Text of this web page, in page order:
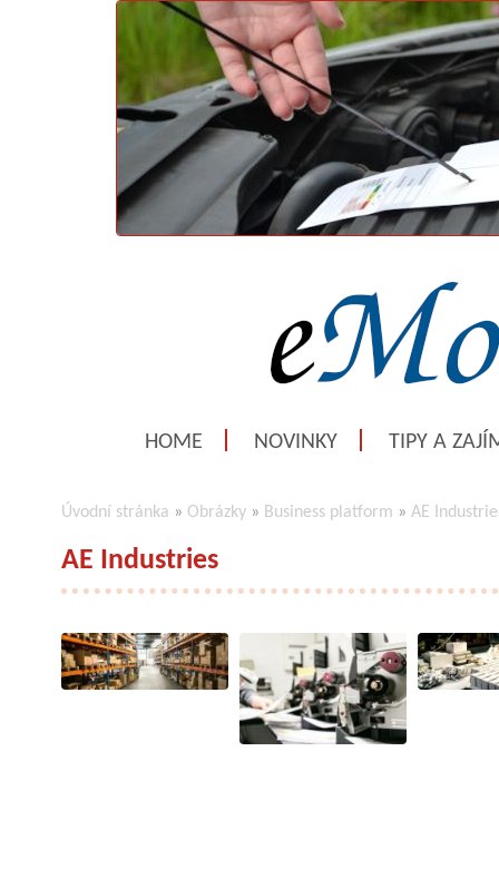
HOME NOVINKY TIPY A
Úvodní stránka » Obrázky » Business platform » AE
AE Industries